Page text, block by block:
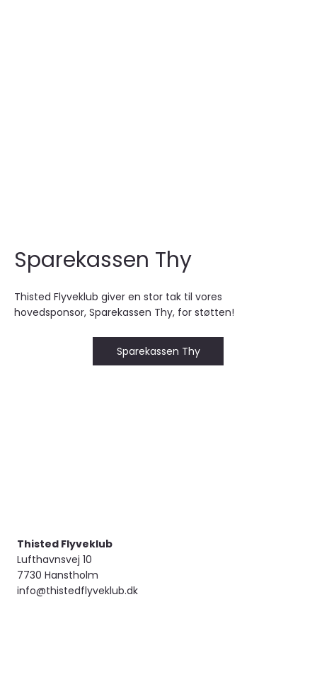
Sparekassen Thy
Thisted Flyveklub giver en stor tak til vores
hovedsponsor, Sparekassen Thy, for støtten!
Sparekassen Thy
Thisted Flyveklub
Lufthavnsvej 10
7730 Hanstholm
info@thistedflyveklub.dk